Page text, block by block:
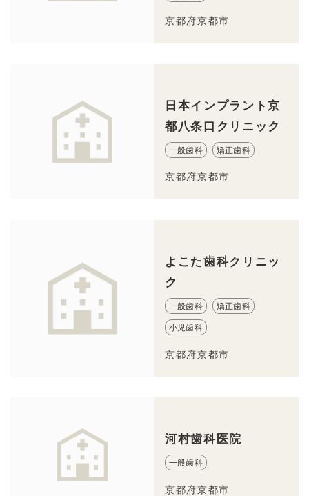
京都府京都市
日本インプラント京
都八条口クリニック
一般歯科 矯正歯科
京都府京都市
よこた歯科クリニッ
ク
一般歯科 矯正歯科
小児歯科
京都府京都市
河村歯科医院
一般歯科
京都府京都市